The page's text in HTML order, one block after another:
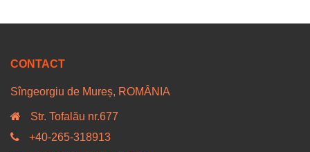
CONTACT
Sîngeorgiu de Mureș, ROMÂNIA
Str. Tofalău nr.677
+40-265-318913